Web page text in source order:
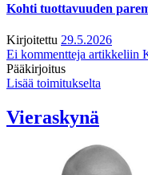
Kohti tuottavuuden
Kirjoitettu 29.5.2026
Ei kommentteja artikkeliin
Pääkirjoitus
Lisää toimitukselta
Vieraskynä